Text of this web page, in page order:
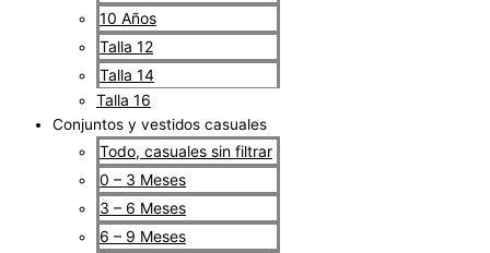
10 Años
Talla 12
Talla 14
Talla 16
Conjuntos y vestidos casuales
Todo, casuales sin filtrar
0 – 3 Meses
3 – 6 Meses
6 – 9 Meses